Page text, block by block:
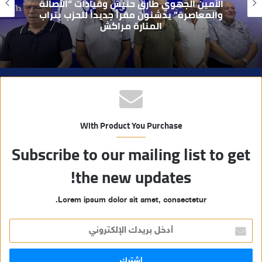
ي
ب
يطيح بقاصر مشتبه في تورطه في سرقة
مسلحة..
With Product You Purchase
Subscribe to our mailing list to get
the new updates!
Lorem ipsum dolor sit amet, consectetur.
خ
ل